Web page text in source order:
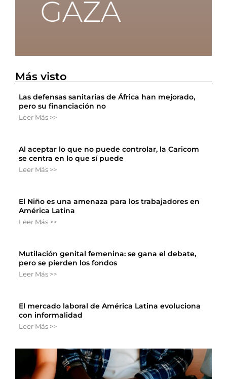
Más visto
Las defensas sanitarias de África han mejorado,
pero su financiación no
Leer Más >>
Al aceptar lo que no puede controlar, la Caricom
se centra en lo que sí puede
Leer Más >>
El Niño es una amenaza para los trabajadores en
América Latina
Leer Más >>
Mutilación genital femenina: se gana el debate,
pero se pierden los fondos
Leer Más >>
El mercado laboral de América Latina evoluciona
con informalidad
Leer Más >>